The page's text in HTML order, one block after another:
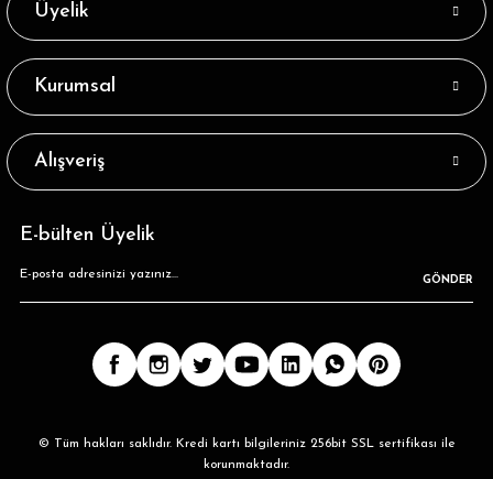
Üyelik
Kurumsal
Alışveriş
E-bülten Üyelik
GÖNDER
© Tüm hakları saklıdır. Kredi kartı bilgileriniz 256bit SSL sertifikası ile
korunmaktadır.